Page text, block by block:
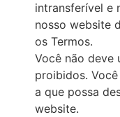
intransferível e
nosso website
os Termos.
Você não deve
proibidos.
a que possa
website.